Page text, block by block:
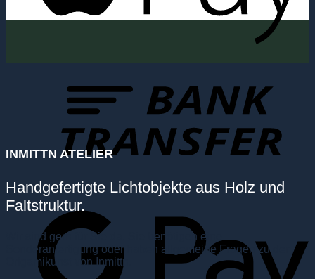
INMITTN ATELIER
Handgefertigte Lichtobjekte aus Holz und
Faltstruktur.
Wir sind gern für Sie da. Sie benötigen eine
Sonderanfertigung oder haben allgemeine Fragen zu der
Origamikunst von Inmittn.